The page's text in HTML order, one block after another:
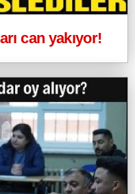
can yakıyor!